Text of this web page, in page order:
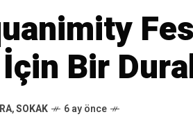
Bir
,SOKAK 6 ay önce